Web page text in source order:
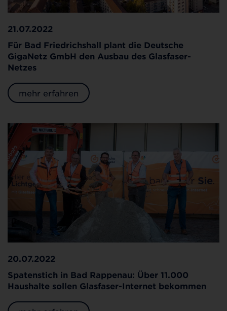
21.07.2022
Für Bad Friedrichshall plant die Deutsche
GigaNetz GmbH den Ausbau des Glasfaser-
Netzes
mehr erfahren
20.07.2022
Spatenstich in Bad Rappenau: Über 11.000
Haushalte sollen Glasfaser-Internet bekommen